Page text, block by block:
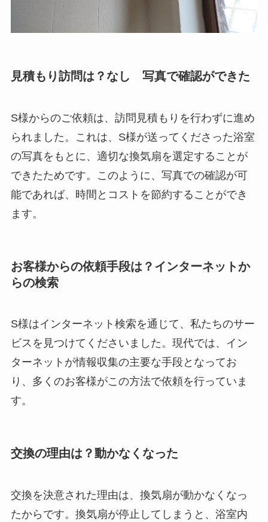
見積もり訪問は？なし 写真で確認ができた
S様からのご依頼は、訪問見積もりを行わずに進め
られました。これは、S様が送ってくださった浴室
の写真をもとに、適切な換気扇を選定することが
できたためです。このように、写真での確認が可
能であれば、時間とコストを節約することができ
ます。
お客様からの依頼手段は？インターネットか
らの検索
S様はインターネット検索を通じて、私たちのサー
ビスを見つけてくださいました。現代では、イン
ターネットが情報収集の主要な手段となってお
り、多くのお客様がこの方法で依頼を行っていま
す。
交換の理由は？動かなくなった
交換を決意された理由は、換気扇が動かなくなっ
たからです。換気扇が停止してしまうと、浴室内